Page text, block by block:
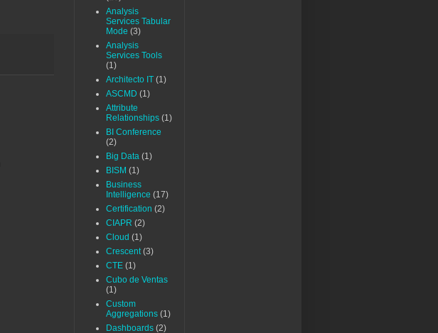
Analysis
Services Tabular
Mode (3)
Analysis
Services Tools
(1)
Architecto IT (1)
ASCMD (1)
Attribute
Relationships (1)
BI Conference
(2)
Big Data (1)
BISM (1)
Business
Intelligence (17)
Certification (2)
CIAPR (2)
Cloud (1)
Crescent (3)
CTE (1)
Cubo de Ventas
(1)
Custom
Aggregations (1)
Dashboards (2)